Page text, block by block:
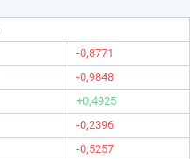
-0,8771
-0,9848
+0,4925
-0,2396
-0,5257